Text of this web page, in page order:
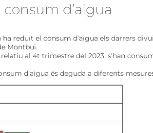
d’aigua
ha reduït el consum d’aigua els darrers
Montbui.
al 4t trimestre del 2023, s’han
d’aigua és deguda a diferents